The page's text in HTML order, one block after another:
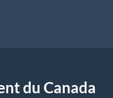
du Canada